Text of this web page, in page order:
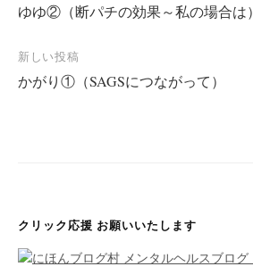
稿
ナ
ョ
ン
ゆゆ②（断パチの効果～私の場合は）
新しい投稿
かがり①（SAGSにつながって）
クリック応援 お願いいたします